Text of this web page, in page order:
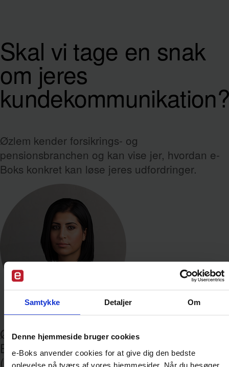
Samtykke Detaljer Om
Denne hjemmeside bruger cookies
e-Boks anvender cookies for at give dig den bedste
oplevelse på tværs af vores hjemmesider. Når du besøger
Skal vi tage en snak
om jeres
Øzlem kender forsikrings- og
pensionsbranchen og kan vise jer, hvordan e-
Boks konkret kan løse jeres udfordringer.
ØzlemKaya
Business Development Manager
(Forsikring og Pension)